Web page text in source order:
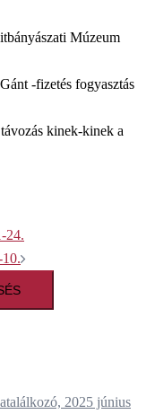
Múzeum
-fizetés fogyasztás
kinek-kinek a
24.
2025 június